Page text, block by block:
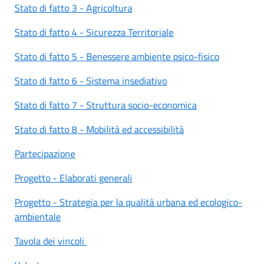
Stato di fatto 3 - Agricoltura
Stato di fatto 4 - Sicurezza Territoriale
Stato di fatto 5 - Benessere ambiente psico-fisico
Stato di fatto 6 - Sistema insediativo
Stato di fatto 7 - Struttura socio-economica
Stato di fatto 8 - Mobilità ed accessibilità
Partecipazione
Progetto - Elaborati generali
Progetto - Strategia per la qualità urbana ed ecologico-
ambientale
Tavola dei vincoli